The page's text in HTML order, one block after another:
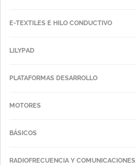
E-TEXTILES E HILO CONDUCTIVO
LILYPAD
PLATAFORMAS DESARROLLO
MOTORES
BÁSICOS
RADIOFRECUENCIA Y COMUNICACIONES